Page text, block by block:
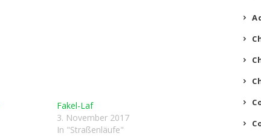
Fakel-Laf
3. November 2017
In "Straßenläufe"